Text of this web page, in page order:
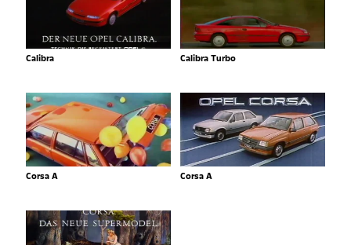
Calibra Calibra Turbo
Corsa A Corsa A